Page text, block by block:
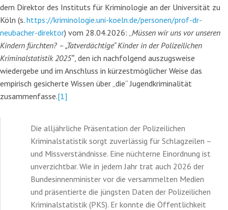
dem Direktor des Instituts für Kriminologie an der Universität zu
Köln (s. https://kriminologie.uni-koeln.de/personen/prof-dr-
neubacher-direktor) vom 28.04.2026: „Müssen wir uns vor unseren
Kindern fürchten? – „Tatverdächtige“ Kinder in der Polizeilichen
Kriminalstatistik 2025″, den ich nachfolgend auszugsweise
wiedergebe und im Anschluss in kürzestmöglicher Weise das
empirisch gesicherte Wissen über „die“ Jugendkriminalität
zusammenfasse.[1]
Die alljährliche Präsentation der Polizeilichen
Kriminalstatistik sorgt zuverlässig für Schlagzeilen –
und Missverständnisse. Eine nüchterne Einordnung ist
unverzichtbar. Wie in jedem Jahr trat auch 2026 der
Bundesinnenminister vor die versammelten Medien
und präsentierte die jüngsten Daten der Polizeilichen
Kriminalstatistik (PKS). Er konnte die Öffentlichkeit